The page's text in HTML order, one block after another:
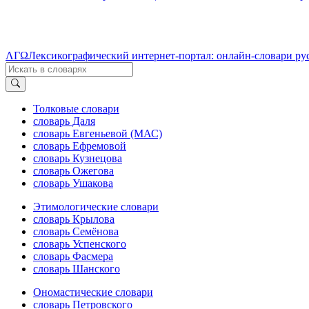
ΛΓΩЛексикографический интернет-портал: онлайн-словари
Толковые словари
словарь Даля
словарь Евгеньевой (МАС)
словарь Ефремовой
словарь Кузнецова
словарь Ожегова
словарь Ушакова
Этимологические словари
словарь Крылова
словарь Семёнова
словарь Успенского
словарь Фасмера
словарь Шанского
Ономастические словари
словарь Петровского